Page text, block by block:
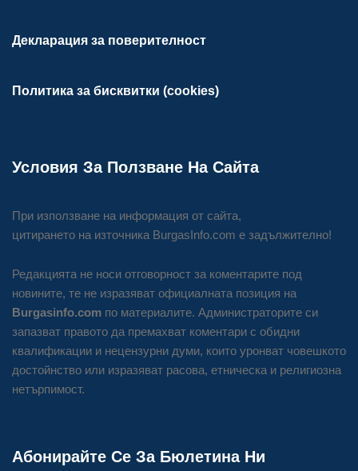
Декларация за поверителност
Политика за бисквитки (cookies)
Условия За Ползване На Сайта
При използване на информация от сайта,
цитирането на източника BurgasInfo.com е задължително!
Редакцията не носи отговорност за коментарите под
новините, те не изразяват официалната позиция на
Burgasinfo.com по материалите. Администраторите си
запазват правото да премахват коментари с обидни
квалификации и нецензурни думи, които уронват човешкото
достойнство или изразяват расова, етническа и религиозна
нетърпимост.
Абонирайте Се За Бюлетина Ни